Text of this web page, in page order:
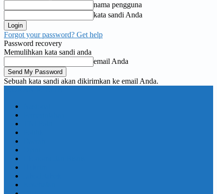
nama pengguna
kata sandi Anda
Forgot your password? Get help
Password recovery
Memulihkan kata sandi anda
email Anda
Sebuah kata sandi akan dikirimkan ke email Anda.